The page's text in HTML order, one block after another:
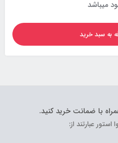
میباشد
به سبد خرید
با ضمانت خرید کنید.
عبارتند از: